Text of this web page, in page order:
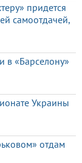
придется
самоотдачей,
в «Барселону»
Украины
отдам